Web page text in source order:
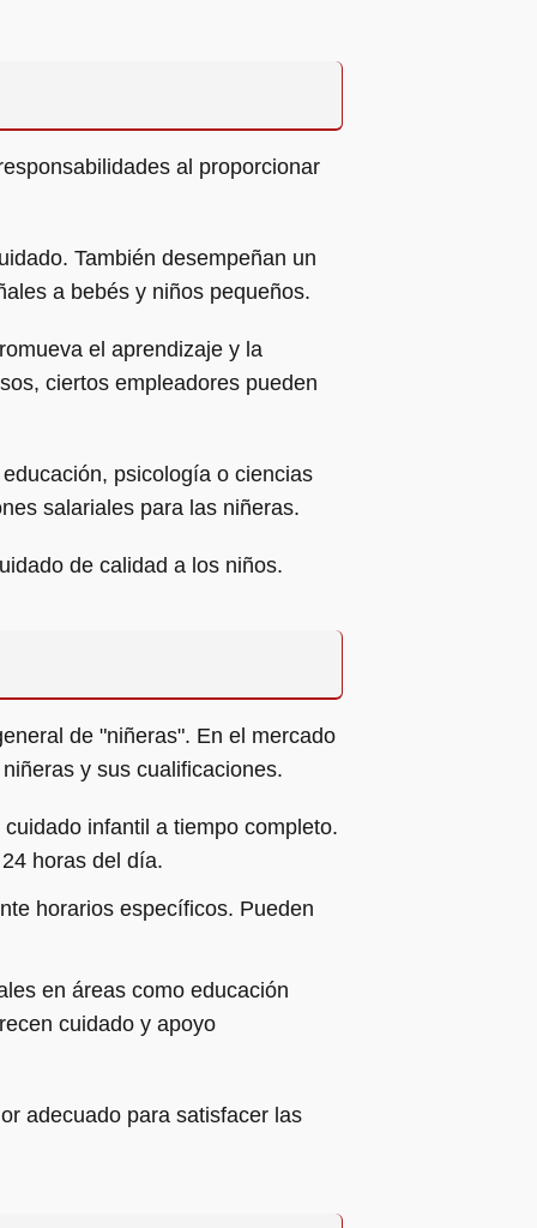
al proporcionar
También desempeñan un
a bebés y niños pequeños.
el aprendizaje y la
ciertos empleadores pueden
psicología o ciencias
salariales para las niñeras.
de calidad a los niños.
de "niñeras". En el mercado
y sus cualificaciones.
infantil a tiempo completo.
horas del día.
horarios específicos. Pueden
en áreas como educación
cuidado y apoyo
adecuado para satisfacer las